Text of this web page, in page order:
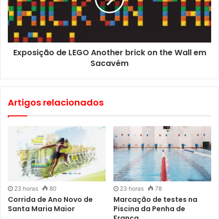
Online, emxistarca.pt
Presencialmente, nas instalações da Xistarca, na Calçada
da Tapada, 71A, Lisboa.
Exposição de LEGO Another brick on the Wall em
Sacavém
Artigos relacionados
23 horas 80
Corrida de Ano Novo de
Santa Maria Maior
23 horas 78
Marcação de testes na
Piscina da Penha de